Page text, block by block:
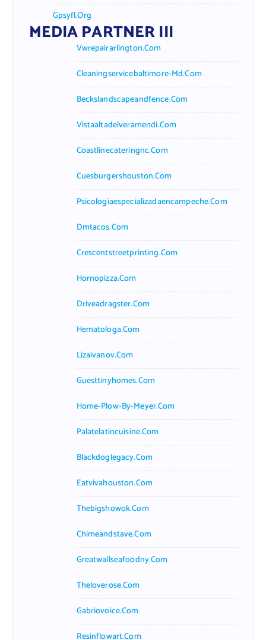
Gpsyfl.org
MEDIA PARTNER III
Vwrepairarlington.com
Cleaningservicebaltimore-Md.com
Beckslandscapeandfence.com
Vistaaltadelveramendi.com
Coastlinecateringnc.com
Cuesburgershouston.com
Psicologiaespecializadaencampeche.com
Dmtacos.com
Crescentstreetprinting.com
Hornopizza.com
Driveadragster.com
Hematologa.com
Lizaivanov.com
Guesttinyhomes.com
Home-Plow-By-Meyer.com
Palatelatincuisine.com
Blackdoglegacy.com
Eatvivahouston.com
Thebigshowok.com
Chimeandstave.com
Greatwallseafoodny.com
Theloverose.com
Gabriovoice.com
Resinflowart.com